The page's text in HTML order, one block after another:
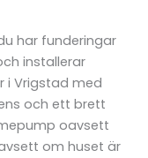
har funderingar
installerar
i Vrigstad med
och ett brett
oavsett
om huset är